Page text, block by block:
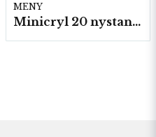
MENY
Minicryl 20 nystan a25g./fp.